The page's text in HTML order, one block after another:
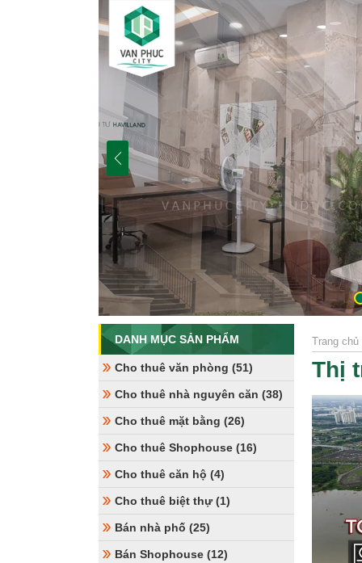
Trang chủ
Thị
DANH MỤC SẢN PHẨM
Cho thuê văn phòng (51)
Cho thuê nhà nguyên căn (38)
Cho thuê mặt bằng (26)
Cho thuê Shophouse (16)
Cho thuê căn hộ (4)
Cho thuê biệt thự (1)
Bán nhà phố (25)
Bán Shophouse (12)